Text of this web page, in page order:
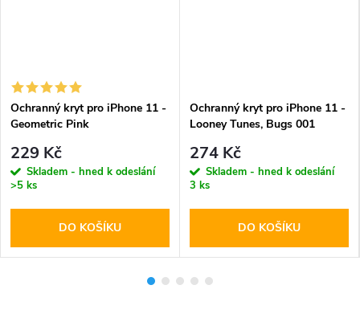
Ochranný kryt pro iPhone 11 -
Geometric Pink
229 Kč
Skladem - hned k odeslání
>5 ks
DO KOŠÍKU
Ochranný kryt pro iPhone 11 -
Looney Tunes, Bugs 001
274 Kč
Skladem - hned k odeslání
3 ks
DO KOŠÍKU